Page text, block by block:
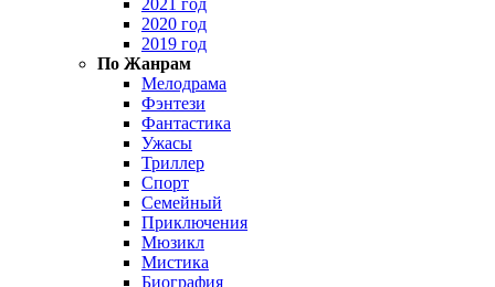
2021 год
2020 год
2019 год
По Жанрам
Мелодрама
Фэнтези
Фантастика
Ужасы
Триллер
Спорт
Семейный
Приключения
Мюзикл
Мистика
Биография